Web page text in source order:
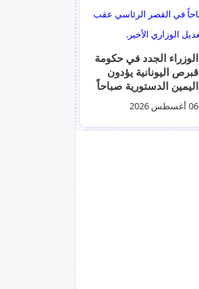
الوزراء الجدد في حكومة
قبرص اليونانية يؤدون
اليمين الدستورية صباحاً
في القصر الرئاسي عقب
التعديل الوزاري الأخير.
06 أغسطس 2026